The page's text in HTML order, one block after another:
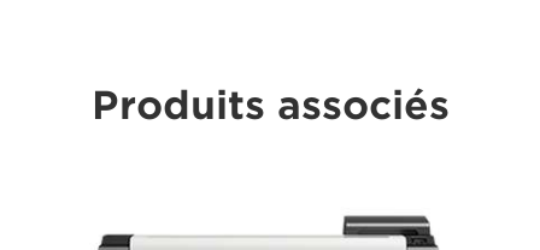
Produits associés